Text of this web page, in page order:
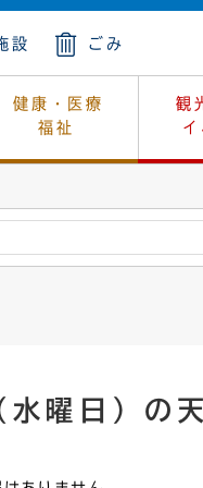
設 ごみ
健康・医療
福祉
観
イ
上下水道
消費生活
住所変更
生涯学習
幼稚園一覧
休日当番医
レジャー・ス
、ハマライフ
土地
環境対策
市長の部屋
選挙
監査
日）の天